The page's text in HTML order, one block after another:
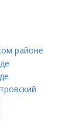
районе